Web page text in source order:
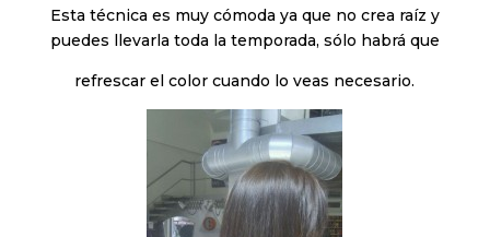
Esta técnica es muy cómoda ya que no crea raíz y
puedes llevarla toda la temporada, sólo habrá que
refrescar el color cuando lo veas necesario.